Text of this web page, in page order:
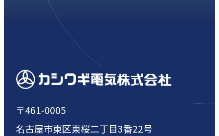
〒461-0005
名古屋市東区東桜二丁目3番22号